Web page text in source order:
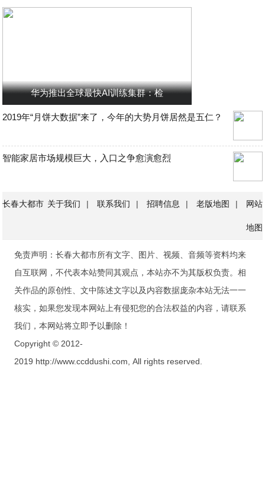
华为推出全球最快AI训练集群：检
2019年“月饼大数据”来了，今年的大势月饼居然是五仁？
智能家居市场规模巨大，入口之争愈演愈烈
长春大都市 关于我们 | 联系我们 | 招聘信息 | 老版地图 | 网站
地图
免责声明：长春大都市所有文字、图片、视频、音频等资料均来
自互联网，不代表本站赞同其观点，本站亦不为其版权负责。相
关作品的原创性、文中陈述文字以及内容数据庞杂本站无法一一
核实，如果您发现本网站上有侵犯您的合法权益的内容，请联系
我们，本网站将立即予以删除！
Copyright © 2012-
2019 http://www.ccddushi.com, All rights reserved.